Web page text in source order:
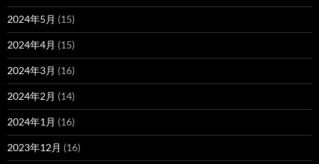
2024年5月 (15)
2024年4月 (15)
2024年3月 (16)
2024年2月 (14)
2024年1月 (16)
2023年12月 (16)